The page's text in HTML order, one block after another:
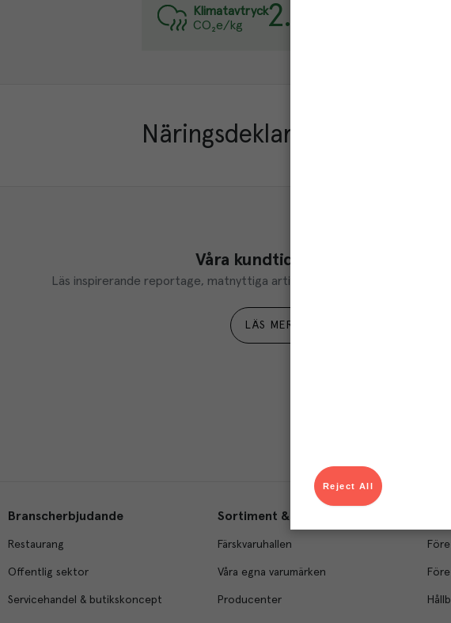
Klimatavtryck
CO₂e/kg
2.8
Varje kilo av varan
Näringsdeklaration
Våra kundtidningar
Läs inspirerande reportage, matnyttiga artiklar och ta del av aktuella
LÄS MER
Branscherbjudande
Restaurang
Offentlig sektor
Servicehandel & butikskoncept
Sortiment & tjänster
Färskvaruhallen
Våra egna varumärken
Producenter
Reject All